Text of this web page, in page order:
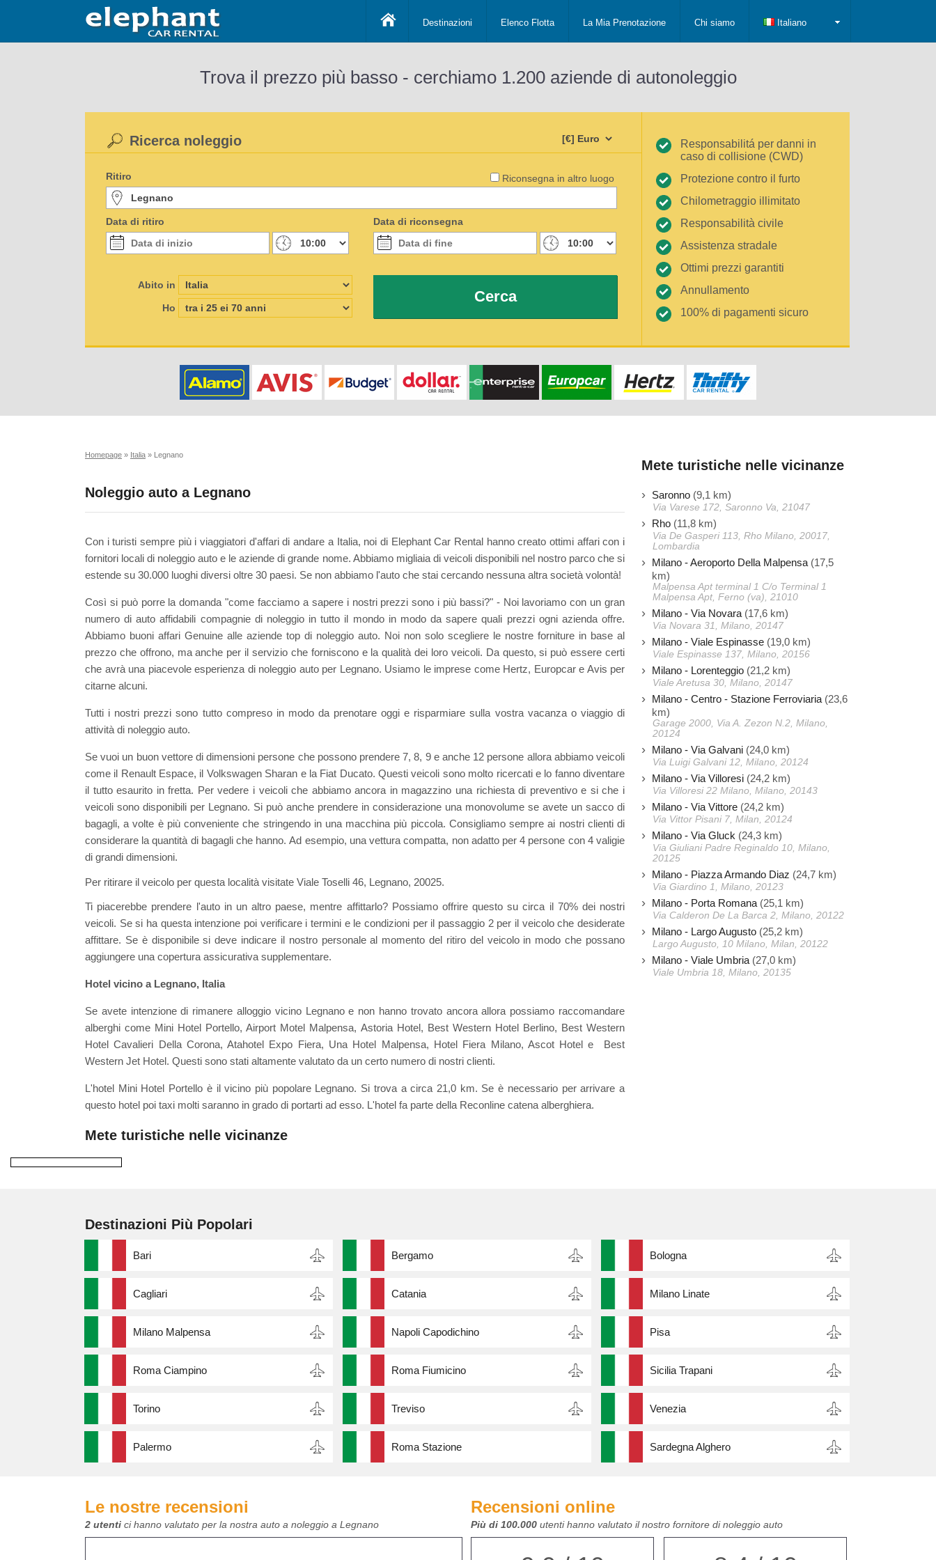
Destinazioni Elenco Flotta La Mia Prenotazione Chi siamo Italiano
Trova il prezzo più basso - cerchiamo 1.200 aziende di autonoleggio
Riconsegna in altro luogo
Ricerca noleggio
Ritiro
Data di ritiro Data di riconsegna
Abito in
Ho
Cerca
Responsabilitá per danni in
caso di collisione (CWD)
Protezione contro il furto
Chilometraggio illimitato
Responsabilità civile
Assistenza stradale
Ottimi prezzi garantiti
Annullamento
100% di pagamenti sicuro
Homepage » Italia » Legnano
Noleggio auto a Legnano
Con i turisti sempre più i viaggiatori d'affari di andare a Italia, noi di Elephant Car Rental hanno creato ottimi affari con i
fornitori locali di noleggio auto e le aziende di grande nome. Abbiamo migliaia di veicoli disponibili nel nostro parco che si
estende su 30.000 luoghi diversi oltre 30 paesi. Se non abbiamo l'auto che stai cercando nessuna altra società volontà!
Così si può porre la domanda "come facciamo a sapere i nostri prezzi sono i più bassi?" - Noi lavoriamo con un gran
numero di auto affidabili compagnie di noleggio in tutto il mondo in modo da sapere quali prezzi ogni azienda offre.
Abbiamo buoni affari Genuine alle aziende top di noleggio auto. Noi non solo scegliere le nostre forniture in base al
prezzo che offrono, ma anche per il servizio che forniscono e la qualità dei loro veicoli. Da questo, si può essere certi
che avrà una piacevole esperienza di noleggio auto per Legnano. Usiamo le imprese come Hertz, Europcar e Avis per
citarne alcuni.
Tutti i nostri prezzi sono tutto compreso in modo da prenotare oggi e risparmiare sulla vostra vacanza o viaggio di
attività di noleggio auto.
Se vuoi un buon vettore di dimensioni persone che possono prendere 7, 8, 9 e anche 12 persone allora abbiamo veicoli
come il Renault Espace, il Volkswagen Sharan e la Fiat Ducato. Questi veicoli sono molto ricercati e lo fanno diventare
il tutto esaurito in fretta. Per vedere i veicoli che abbiamo ancora in magazzino una richiesta di preventivo e si che i
veicoli sono disponibili per Legnano. Si può anche prendere in considerazione una monovolume se avete un sacco di
bagagli, a volte è più conveniente che stringendo in una macchina più piccola. Consigliamo sempre ai nostri clienti di
considerare la quantità di bagagli che hanno. Ad esempio, una vettura compatta, non adatto per 4 persone con 4 valigie
di grandi dimensioni.
Per ritirare il veicolo per questa località visitate Viale Toselli 46, Legnano, 20025.
Ti piacerebbe prendere l'auto in un altro paese, mentre affittarlo? Possiamo offrire questo su circa il 70% dei nostri
veicoli. Se si ha questa intenzione poi verificare i termini e le condizioni per il passaggio 2 per il veicolo che desiderate
affittare. Se è disponibile si deve indicare il nostro personale al momento del ritiro del veicolo in modo che possano
aggiungere una copertura assicurativa supplementare.
Hotel vicino a Legnano, Italia
Se avete intenzione di rimanere alloggio vicino Legnano e non hanno trovato ancora allora possiamo raccomandare
alberghi come Mini Hotel Portello, Airport Motel Malpensa, Astoria Hotel, Best Western Hotel Berlino, Best Western
Hotel Cavalieri Della Corona, Atahotel Expo Fiera, Una Hotel Malpensa, Hotel Fiera Milano, Ascot Hotel e Best
Western Jet Hotel. Questi sono stati altamente valutato da un certo numero di nostri clienti.
L'hotel Mini Hotel Portello è il vicino più popolare Legnano. Si trova a circa 21,0 km. Se è necessario per arrivare a
questo hotel poi taxi molti saranno in grado di portarti ad esso. L'hotel fa parte della Reconline catena alberghiera.
Mete turistiche nelle vicinanze
Mete turistiche nelle vicinanze
Saronno (9,1 km)
Via Varese 172, Saronno Va, 21047
Rho (11,8 km)
Via De Gasperi 113, Rho Milano, 20017,
Lombardia
Milano - Aeroporto Della Malpensa (17,5
km)
Malpensa Apt terminal 1 C/o Terminal 1
Malpensa Apt, Ferno (va), 21010
Milano - Via Novara (17,6 km)
Via Novara 31, Milano, 20147
Milano - Viale Espinasse (19,0 km)
Viale Espinasse 137, Milano, 20156
Milano - Lorenteggio (21,2 km)
Viale Aretusa 30, Milano, 20147
Milano - Centro - Stazione Ferroviaria (23,6
km)
Garage 2000, Via A. Zezon N.2, Milano,
20124
Milano - Via Galvani (24,0 km)
Via Luigi Galvani 12, Milano, 20124
Milano - Via Villoresi (24,2 km)
Via Villoresi 22 Milano, Milano, 20143
Milano - Via Vittore (24,2 km)
Via Vittor Pisani 7, Milan, 20124
Milano - Via Gluck (24,3 km)
Via Giuliani Padre Reginaldo 10, Milano,
20125
Milano - Piazza Armando Diaz (24,7 km)
Via Giardino 1, Milano, 20123
Milano - Porta Romana (25,1 km)
Via Calderon De La Barca 2, Milano, 20122
Milano - Largo Augusto (25,2 km)
Largo Augusto, 10 Milano, Milan, 20122
Milano - Viale Umbria (27,0 km)
Viale Umbria 18, Milano, 20135
Destinazioni Più Popolari
Bari Bergamo Bologna
Cagliari Catania Milano Linate
Milano Malpensa Napoli Capodichino Pisa
Roma Ciampino Roma Fiumicino Sicilia Trapani
Torino Treviso Venezia
Palermo Roma Stazione Sardegna Alghero
Le nostre recensioni
2 utenti ci hanno valutato per la nostra auto a noleggio a Legnano
Recensioni online
Più di 100.000 utenti hanno valutato il nostro fornitore di noleggio auto